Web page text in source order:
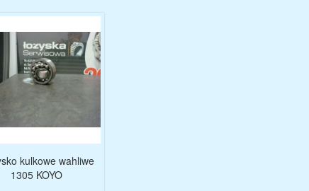
kulkowe wahliwe
1305 KOYO